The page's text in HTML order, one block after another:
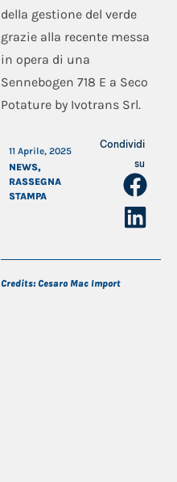
della gestione del verde
grazie alla recente messa
in opera di una
Sennebogen 718 E a Seco
Potature by Ivotrans Srl.
11 Aprile, 2025
NEWS,
RASSEGNA
STAMPA
Condividi
su
Credits: Cesaro Mac Import